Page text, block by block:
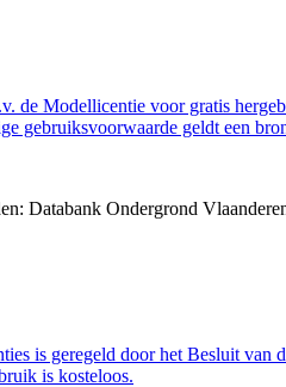
de Modellicentie voor gratis
gebruiksvoorwaarde geldt een
Databank Ondergrond
is geregeld door het Besluit van
is kosteloos.